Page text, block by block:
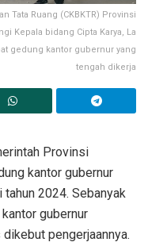
Tata Ruang (CKBKTR) Provinsi
Kepala bidang Cipta Karya, La
gedung kantor gubernur yang
tengah dikerja
Provinsi
kantor gubernur
2024. Sebanyak
gubernur
pengerjaannya.